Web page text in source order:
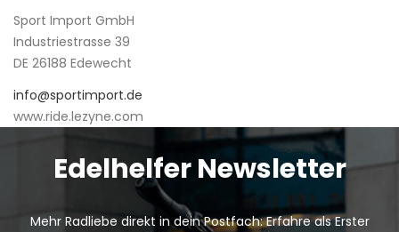
Sport Import GmbH
Industriestrasse 39
DE 26188 Edewecht
info@sportimport.de
www.ride.lezyne.com
Edelhelfer Newsletter
Mehr Radliebe direkt in dein Postfach: Erfahre als Erster